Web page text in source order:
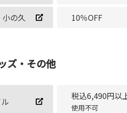
の久 10％OFF
ズ・その他
税込6,490円
使用不可